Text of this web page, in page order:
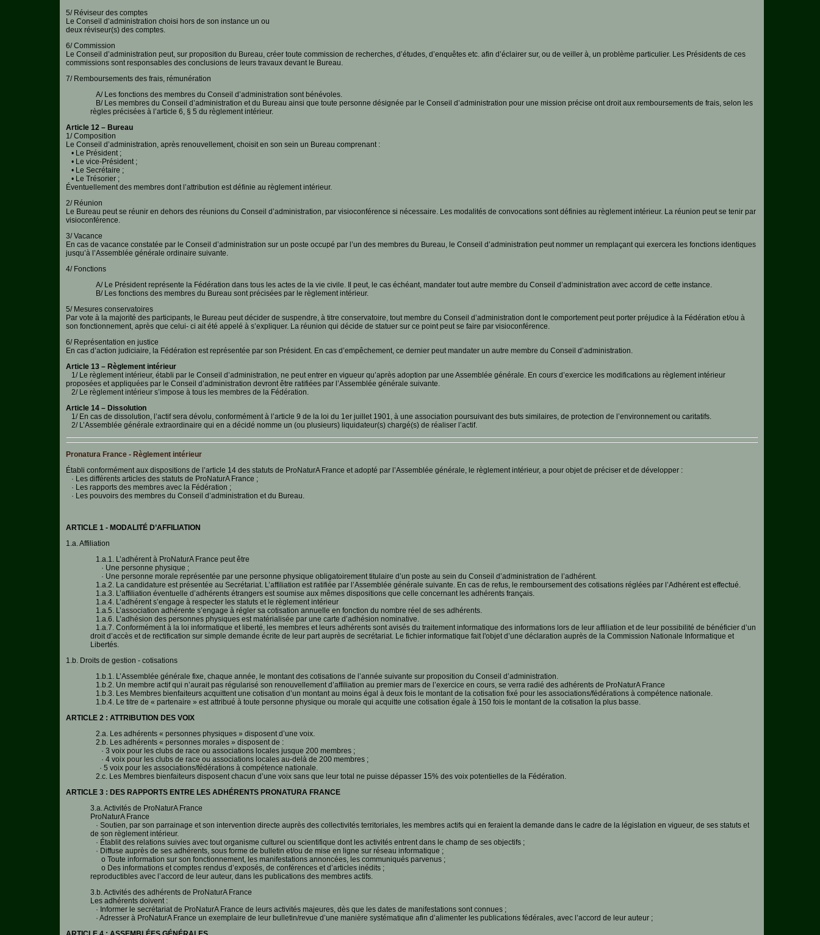
5/ Réviseur des comptes
Le Conseil d’administration choisi hors de son instance un ou
deux réviseur(s) des comptes.
6/ Commission
Le Conseil d’administration peut, sur proposition du Bureau, créer toute commission de recherches, d’études, d’enquêtes etc. afin d’éclairer sur, ou de veiller à, un problème particulier. Les Présidents de ces
commissions sont responsables des conclusions de leurs travaux devant le Bureau.
7/ Remboursements des frais, rémunération
A/ Les fonctions des membres du Conseil d’administration sont bénévoles.
B/ Les membres du Conseil d’administration et du Bureau ainsi que toute personne désignée par le Conseil d’administration pour une mission précise ont droit aux remboursements de frais, selon les
règles précisées à l’article 6, § 5 du règlement intérieur.
Article 12 – Bureau
1/ Composition
Le Conseil d’administration, après renouvellement, choisit en son sein un Bureau comprenant :
• Le Président ;
• Le vice-Président ;
• Le Secrétaire ;
• Le Trésorier ;
Éventuellement des membres dont l’attribution est définie au règlement intérieur.
2/ Réunion
Le Bureau peut se réunir en dehors des réunions du Conseil d’administration, par visioconférence si nécessaire. Les modalités de convocations sont définies au règlement intérieur. La réunion peut se tenir par
visioconférence.
3/ Vacance
En cas de vacance constatée par le Conseil d’administration sur un poste occupé par l’un des membres du Bureau, le Conseil d’administration peut nommer un remplaçant qui exercera les fonctions identiques
jusqu’à l’Assemblée générale ordinaire suivante.
4/ Fonctions
A/ Le Président représente la Fédération dans tous les actes de la vie civile. Il peut, le cas échéant, mandater tout autre membre du Conseil d’administration avec accord de cette instance.
B/ Les fonctions des membres du Bureau sont précisées par le règlement intérieur.
5/ Mesures conservatoires
Par vote à la majorité des participants, le Bureau peut décider de suspendre, à titre conservatoire, tout membre du Conseil d’administration dont le comportement peut porter préjudice à la Fédération et/ou à
son fonctionnement, après que celui- ci ait été appelé à s’expliquer. La réunion qui décide de statuer sur ce point peut se faire par visioconférence.
6/ Représentation en justice
En cas d’action judiciaire, la Fédération est représentée par son Président. En cas d’empêchement, ce dernier peut mandater un autre membre du Conseil d’administration.
Article 13 – Règlement intérieur
1/ Le règlement intérieur, établi par le Conseil d’administration, ne peut entrer en vigueur qu’après adoption par une Assemblée générale. En cours d’exercice les modifications au règlement intérieur
proposées et appliquées par le Conseil d’administration devront être ratifiées par l’Assemblée générale suivante.
2/ Le règlement intérieur s’impose à tous les membres de la Fédération.
Article 14 – Dissolution
1/ En cas de dissolution, l’actif sera dévolu, conformément à l’article 9 de la loi du 1er juillet 1901, à une association poursuivant des buts similaires, de protection de l’environnement ou caritatifs.
2/ L’Assemblée générale extraordinaire qui en a décidé nomme un (ou plusieurs) liquidateur(s) chargé(s) de réaliser l’actif.
Pronatura France - Règlement intérieur
Établi conformément aux dispositions de l’article 14 des statuts de ProNaturA France et adopté par l’Assemblée générale, le règlement intérieur, a pour objet de préciser et de développer :
· Les différents articles des statuts de ProNaturA France ;
· Les rapports des membres avec la Fédération ;
· Les pouvoirs des membres du Conseil d’administration et du Bureau.
ARTICLE 1 - MODALITÉ D’AFFILIATION
1.a. Affiliation
1.a.1. L’adhérent à ProNaturA France peut être
· Une personne physique ;
· Une personne morale représentée par une personne physique obligatoirement titulaire d’un poste au sein du Conseil d’administration de l’adhérent.
1.a.2. La candidature est présentée au Secrétariat. L’affiliation est ratifiée par l’Assemblée générale suivante. En cas de refus, le remboursement des cotisations réglées par l’Adhérent est effectué.
1.a.3. L’affiliation éventuelle d’adhérents étrangers est soumise aux mêmes dispositions que celle concernant les adhérents français.
1.a.4. L’adhérent s’engage à respecter les statuts et le règlement intérieur
1.a.5. L’association adhérente s’engage à régler sa cotisation annuelle en fonction du nombre réel de ses adhérents.
1.a.6. L’adhésion des personnes physiques est matérialisée par une carte d’adhésion nominative.
1.a.7. Conformément à la loi informatique et liberté, les membres et leurs adhérents sont avisés du traitement informatique des informations lors de leur affiliation et de leur possibilité de bénéficier d’un
droit d’accès et de rectification sur simple demande écrite de leur part auprès de secrétariat. Le fichier informatique fait l'objet d’une déclaration auprès de la Commission Nationale Informatique et
Libertés.
1.b. Droits de gestion - cotisations
1.b.1. L’Assemblée générale fixe, chaque année, le montant des cotisations de l’année suivante sur proposition du Conseil d’administration.
1.b.2. Un membre actif qui n’aurait pas régularisé son renouvellement d’affiliation au premier mars de l’exercice en cours, se verra radié des adhérents de ProNaturA France
1.b.3. Les Membres bienfaiteurs acquittent une cotisation d’un montant au moins égal à deux fois le montant de la cotisation fixé pour les associations/fédérations à compétence nationale.
1.b.4. Le titre de « partenaire » est attribué à toute personne physique ou morale qui acquitte une cotisation égale à 150 fois le montant de la cotisation la plus basse.
ARTICLE 2 : ATTRIBUTION DES VOIX
2.a. Les adhérents « personnes physiques » disposent d’une voix.
2.b. Les adhérents « personnes morales » disposent de :
· 3 voix pour les clubs de race ou associations locales jusque 200 membres ;
· 4 voix pour les clubs de race ou associations locales au-delà de 200 membres ;
· 5 voix pour les associations/fédérations à compétence nationale.
2.c. Les Membres bienfaiteurs disposent chacun d’une voix sans que leur total ne puisse dépasser 15% des voix potentielles de la Fédération.
ARTICLE 3 : DES RAPPORTS ENTRE LES ADHÉRENTS PRONATURA FRANCE
3.a. Activités de ProNaturA France
ProNaturA France
· Soutien, par son parrainage et son intervention directe auprès des collectivités territoriales, les membres actifs qui en feraient la demande dans le cadre de la législation en vigueur, de ses statuts et
de son règlement intérieur.
· Établit des relations suivies avec tout organisme culturel ou scientifique dont les activités entrent dans le champ de ses objectifs ;
· Diffuse auprès de ses adhérents, sous forme de bulletin et/ou de mise en ligne sur réseau informatique ;
o Toute information sur son fonctionnement, les manifestations annoncées, les communiqués parvenus ;
o Des informations et comptes rendus d’exposés, de conférences et d’articles inédits ;
reproductibles avec l’accord de leur auteur, dans les publications des membres actifs.
3.b. Activités des adhérents de ProNaturA France
Les adhérents doivent :
· Informer le secrétariat de ProNaturA France de leurs activités majeures, dès que les dates de manifestations sont connues ;
· Adresser à ProNaturA France un exemplaire de leur bulletin/revue d’une manière systématique afin d’alimenter les publications fédérales, avec l’accord de leur auteur ;